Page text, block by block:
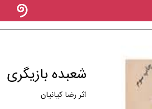
شعبده بازیگری
اثر رضا کیانیان